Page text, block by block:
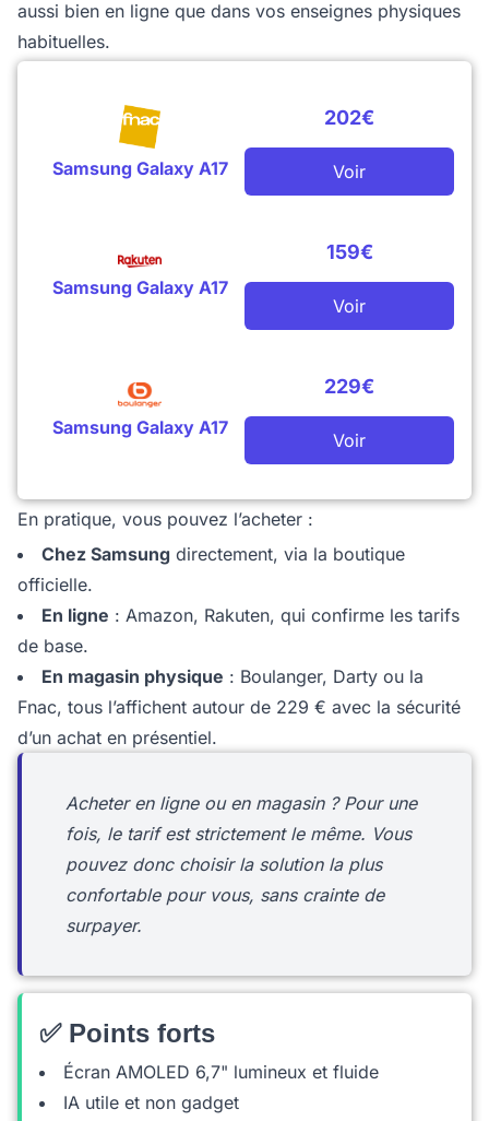
aussi bien en ligne que dans vos enseignes physiques
habituelles.
Samsung Galaxy A17
202€
Voir
Samsung Galaxy A17
159€
Voir
Samsung Galaxy A17
229€
Voir
En pratique, vous pouvez l’acheter :
Chez Samsung directement, via la boutique
officielle.
En ligne : Amazon, Rakuten, qui confirme les tarifs
de base.
En magasin physique : Boulanger, Darty ou la
Fnac, tous l’affichent autour de 229 € avec la sécurité
d’un achat en présentiel.
Acheter en ligne ou en magasin ? Pour une
fois, le tarif est strictement le même. Vous
pouvez donc choisir la solution la plus
confortable pour vous, sans crainte de
surpayer.
✅ Points forts
Écran AMOLED 6,7" lumineux et fluide
IA utile et non gadget